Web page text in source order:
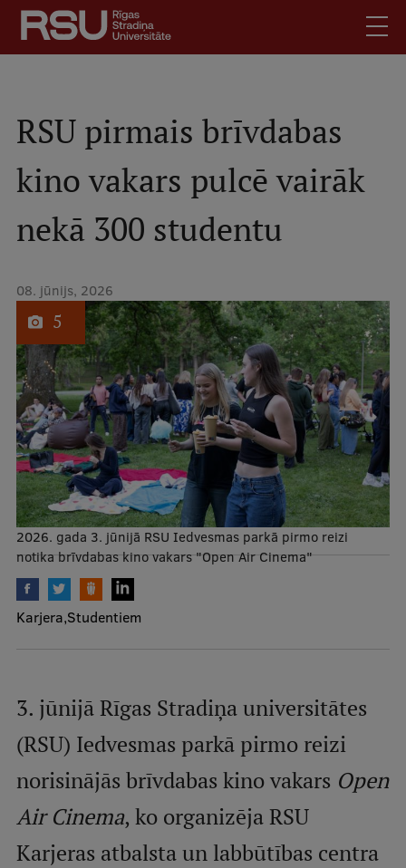
Pārlekt
galveno
saturu
Mobile
augšējā
izvēlne
Studentiem
Absolventiem
Bibliotēka
Kontakti
Vakances
Mobile
galvenā
izvēlne
Studiju iespējas
Pamatstudiju programmas
Maģistra studiju programmas
Doktorantūra
Praktiska informācija
Par RSU
Studentu dzīve
RSU pirmais brīvdabas
kino vakars pulcē vairāk
nekā 300 studentu
5
2026. gada 3. jūnijā RSU Iedvesmas parkā pirmo reizi
notika brīvdabas kino vakars "Open Air Cinema"
08. jūnijs, 2026
Karjera Studentiem
3. jūnijā Rīgas Stradiņa universitātes
(RSU) Iedvesmas parkā pirmo reizi
norisinājās brīvdabas kino vakars Open
Air Cinema, ko organizēja RSU
Karjeras atbalsta un labbūtības centra